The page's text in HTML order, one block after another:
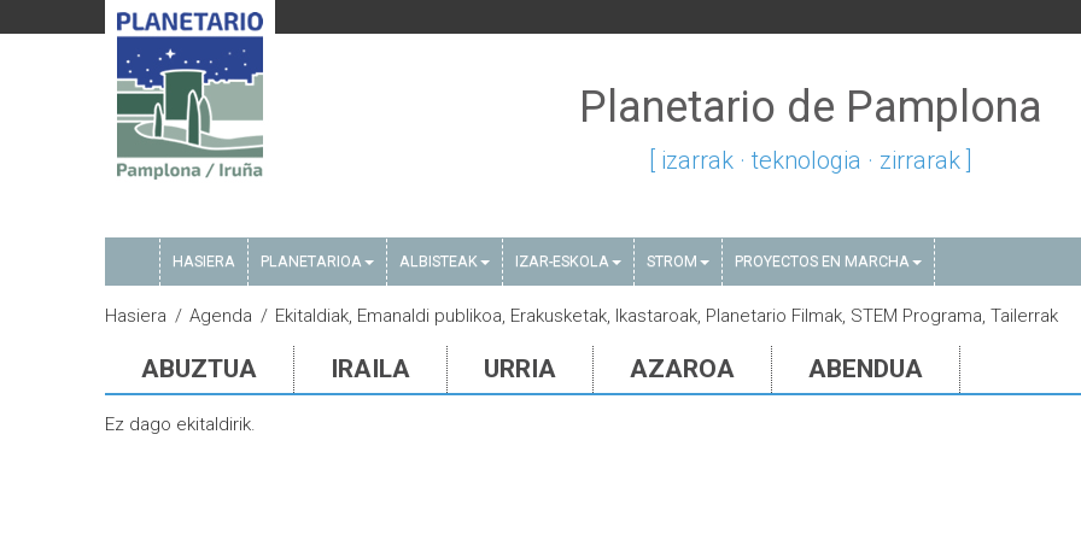
Planetario de Pamplona
[ izarrak · teknologia · zirrarak ]
HASIERA PLANETARIOA ALBISTEAK IZAR-ESKOLA STROM PROYECTOS EN MARCHA
Hasiera Agenda Ekitaldiak, Emanaldi publikoa, Erakusketak, Ikastaroak, Planetario Filmak, STEM Programa, Tailerrak
ABUZTUA IRAILA URRIA AZAROA ABENDUA
Ez dago ekitaldirik.